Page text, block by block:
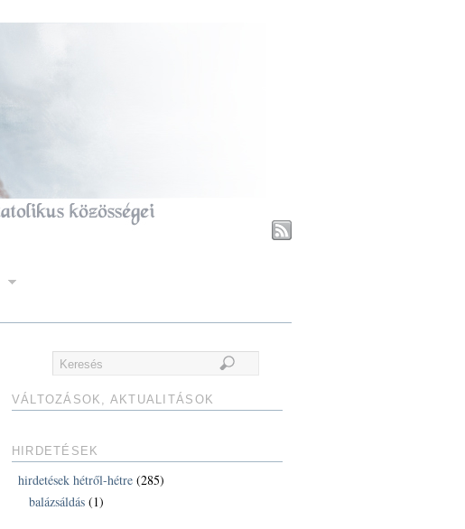
VÁLTOZÁSOK, AKTUALITÁSOK
HIRDETÉSEK
hirdetések hétről-hétre (285)
balázsáldás (1)